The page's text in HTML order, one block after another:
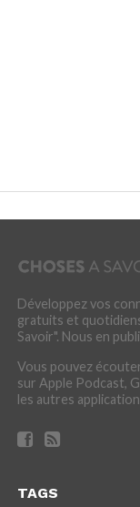
Développez vos
gratuits et
Savoir". Nous en
Vous pouvez
sur Apple Podcast,
les autres
TAGS